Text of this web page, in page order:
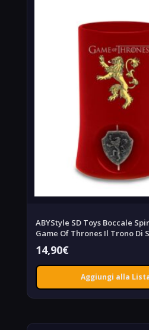
ABYStyle SD Toys Boccale
Game Of Thrones Il Trono Di
14,90€
Aggiungi alla